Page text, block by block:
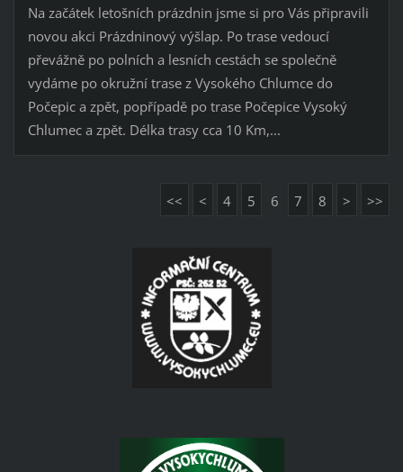
Na začátek letošních prázdnin jsme si pro Vás připravili
novou akci Prázdninový výšlap. Po trase vedoucí
převážně po polních a lesních cestách se společně
vydáme po okružní trase z Vysokého Chlumce do
Počepic a zpět, popřípadě po trase Počepice Vysoký
Chlumec a zpět. Délka trasy cca 10 Km,...
<< < 4 5 6 7 8 > >>